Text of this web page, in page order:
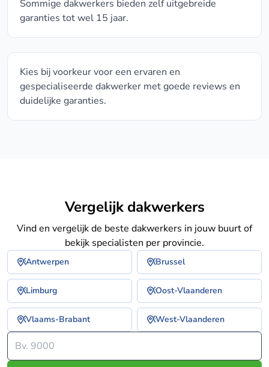
Sommige dakwerkers bieden zelf uitgebreide
garanties tot wel 15 jaar.
Kies bij voorkeur voor een ervaren en
gespecialiseerde dakwerker met goede reviews en
duidelijke garanties.
Vergelijk dakwerkers
Vind en vergelijk de beste dakwerkers in jouw buurt of
bekijk specialisten per provincie.
Antwerpen Brussel
Limburg Oost-Vlaanderen
Vlaams-Brabant West-Vlaanderen